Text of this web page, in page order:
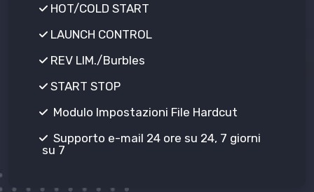
HOT/COLD START
LAUNCH CONTROL
REV LIM./Burbles
START STOP
Modulo Impostazioni File Hardcut
Supporto e-mail 24 ore su 24, 7 giorni
su 7